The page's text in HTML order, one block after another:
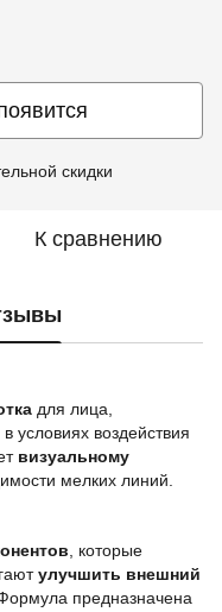
скидки
К сравнению
для лица,
в условиях воздействия
визуальному
мелких линий.
, которые
улучшить внешний
предназначена